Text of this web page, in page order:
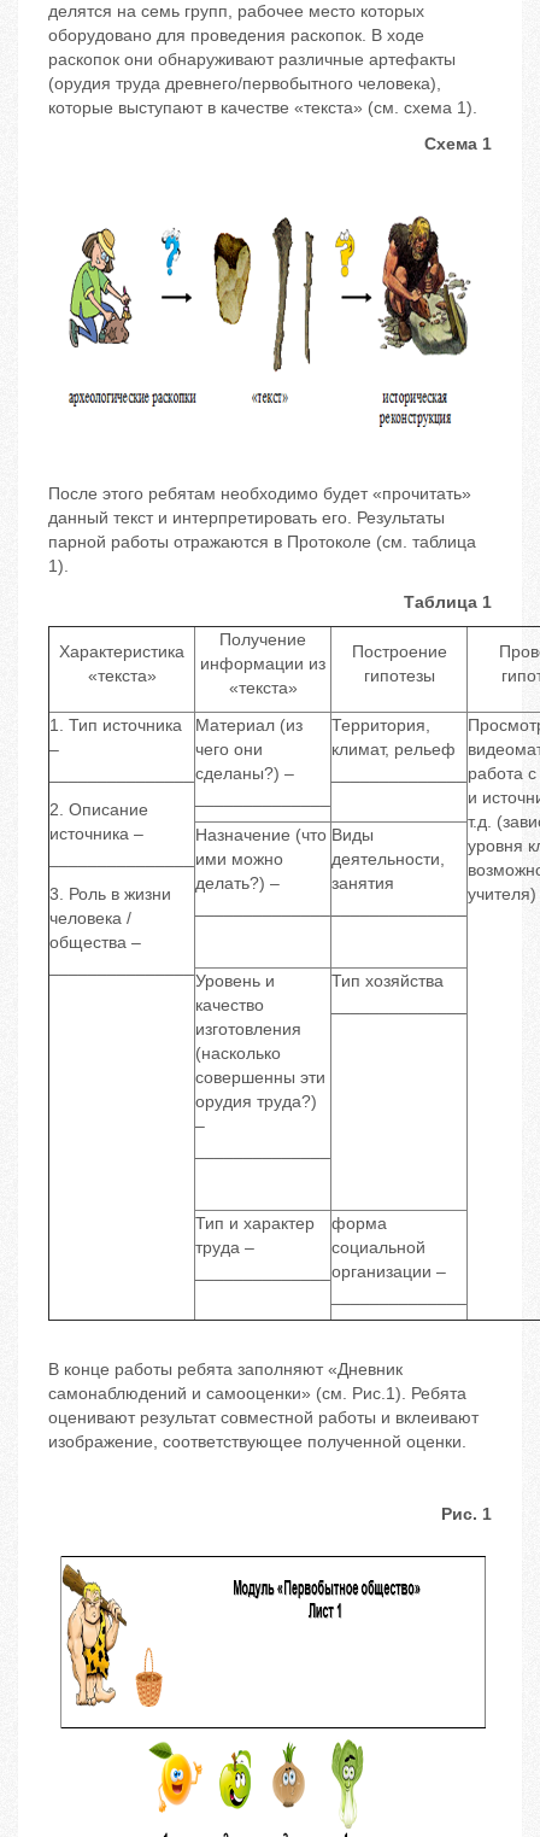
делятся на семь групп, рабочее место которых
оборудовано для проведения раскопок. В ходе
раскопок они обнаруживают различные артефакты
(орудия труда древнего/первобытного человека),
которые выступают в качестве «текста» (см. схема 1).
Схема 1
После этого ребятам необходимо будет «прочитать»
данный текст и интерпретировать его. Результаты
парной работы отражаются в Протоколе (см. таблица
1).
Таблица 1
Характеристика
«текста»
Получение
информации из
«текста»
Построение
гипотезы
1. Тип источника
–
2. Описание
источника –
3. Роль в жизни
человека /
общества –
Материал (из
чего они
сделаны?) –
Территория,
климат, рельеф
работа
и
т.д.
уровня
учителя)
Назначение (что
ими можно
делать?) –
Виды
деятельности,
занятия
Уровень и
качество
изготовления
(насколько
совершенны эти
орудия труда?)
–
Тип хозяйства
Тип и характер
труда –
форма
социальной
организации –
В конце работы ребята заполняют «Дневник
самонаблюдений и самооценки» (см. Рис.1). Ребята
оценивают результат совместной работы и вклеивают
изображение, соответствующее полученной оценки.
Рис. 1